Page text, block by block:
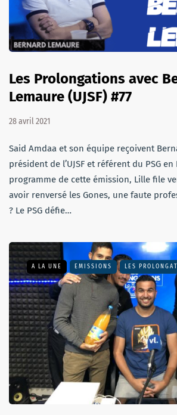
Les Prolongations avec
Lemaure (UJSF) #77
28 avril 2021
Said Amdaa et son équipe reçoivent
président de l’UJSF et référent du PSG en
programme de cette émission, Lille file
avoir renversé les Gones, une faute
? Le PSG défie…
A LA UNE EMISSIONS LES